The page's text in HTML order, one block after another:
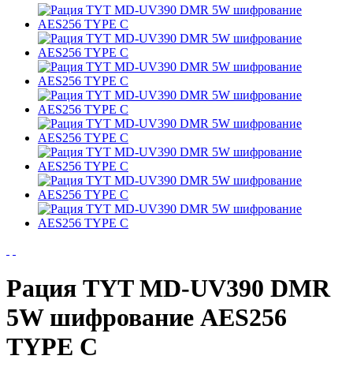
Рация TYT MD-UV390 DMR
5W шифрование AES256
TYPE C